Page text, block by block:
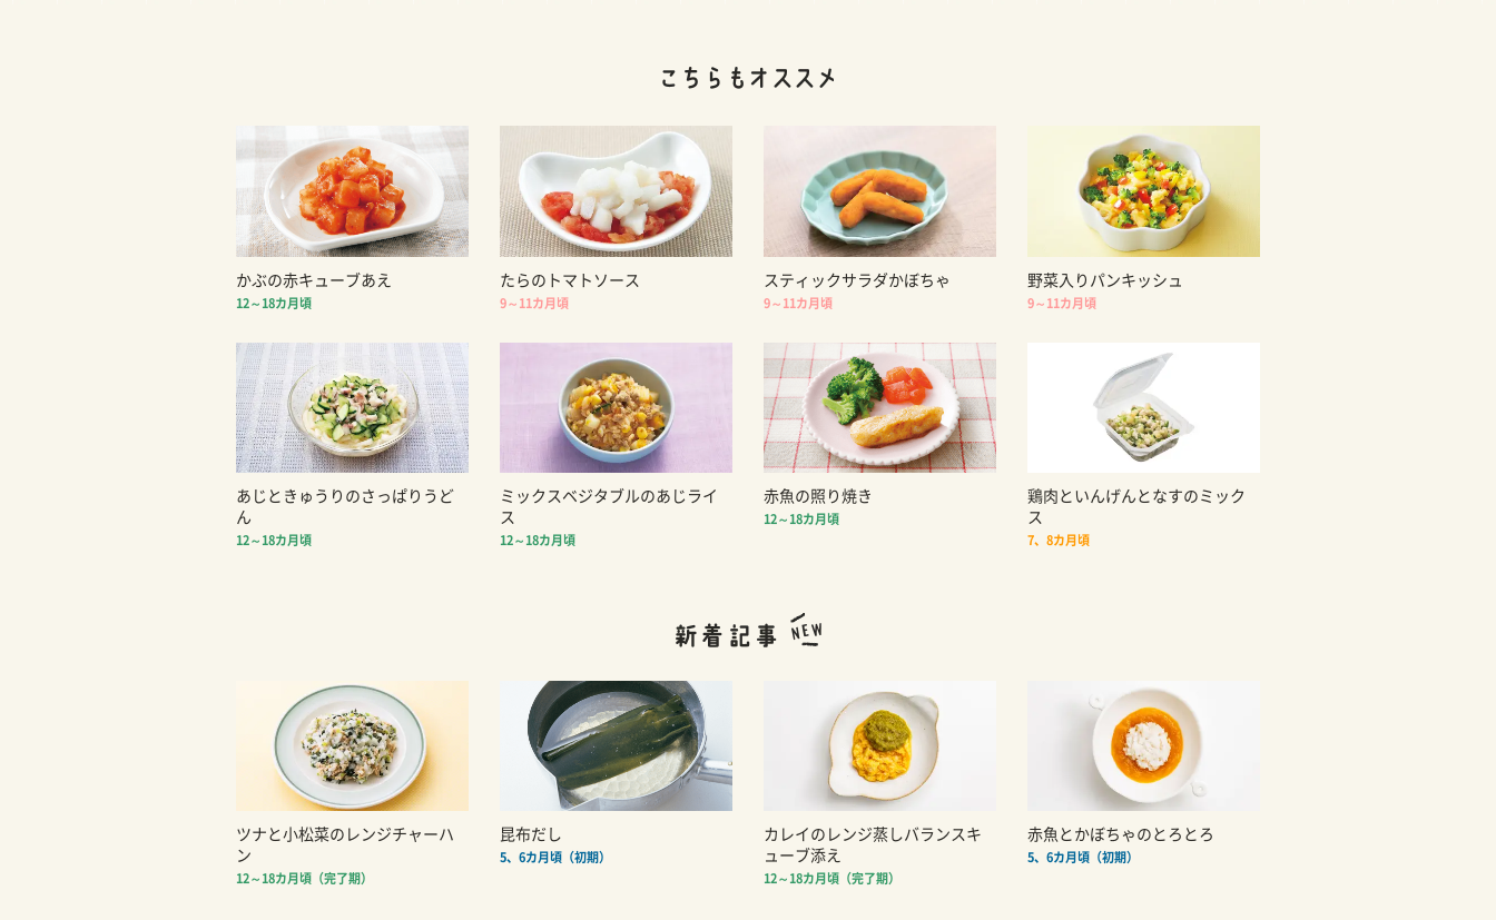
かぶの赤キューブあえ
12～18カ月頃
たらのトマトソース
9～11カ月頃
スティックサラダかぼちゃ
9～11カ月頃
野菜入りパンキッシュ
9～11カ月頃
あじときゅうりのさっぱりうど
ん
12～18カ月頃
ミックスベジタブルのあじライ
ス
12～18カ月頃
赤魚の照り焼き
12～18カ月頃
鶏肉といんげんとなすのミック
ス
7、8カ月頃
ツナと小松菜のレンジチャーハ
ン
12～18カ月頃（完了期）
昆布だし
5、6カ月頃（初期）
カレイのレンジ蒸しバランスキ
ューブ添え
12～18カ月頃（完了期）
赤魚とかぼちゃのとろとろ
5、6カ月頃（初期）